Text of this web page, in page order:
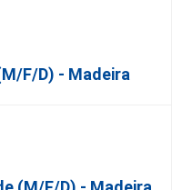
f/d) - Madeira